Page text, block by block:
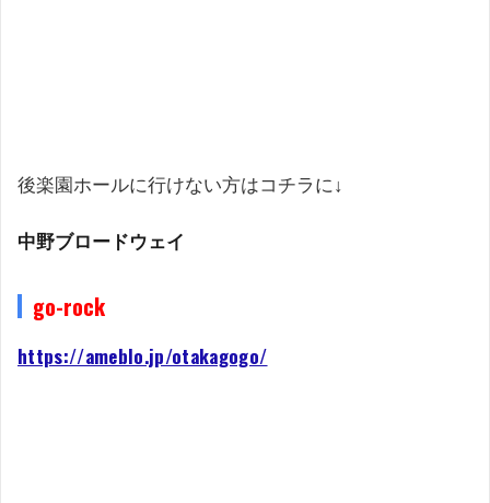
後楽園ホールに行けない方はコチラに↓
中野ブロードウェイ
go-rock
https://ameblo.jp/otakagogo/